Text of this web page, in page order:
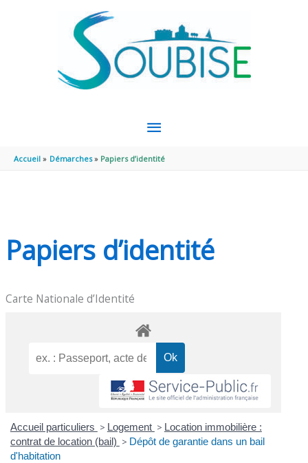
MENU
PRINCIPAL
Accueil Démarches Papiers d’identité
Papiers d’identité
Carte Nationale d’Identité
Accueil particuliers > Logement > Location immobilière :
contrat de location (bail) > Dépôt de garantie dans un bail
d'habitation